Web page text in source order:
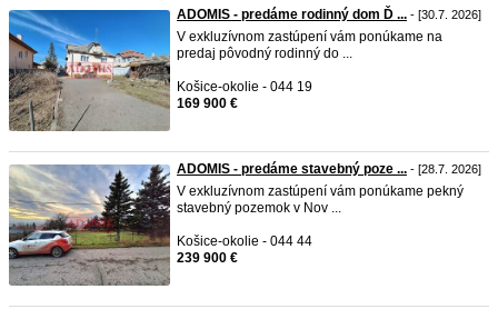
ADOMIS - predáme rodinný dom Ď ... - [30.7. 2026]
V exkluzívnom zastúpení vám ponúkame na
predaj pôvodný rodinný do ...
Košice-okolie - 044 19
169 900 €
ADOMIS - predáme stavebný poze ... - [28.7. 2026]
V exkluzívnom zastúpení vám ponúkame pekný
stavebný pozemok v Nov ...
Košice-okolie - 044 44
239 900 €